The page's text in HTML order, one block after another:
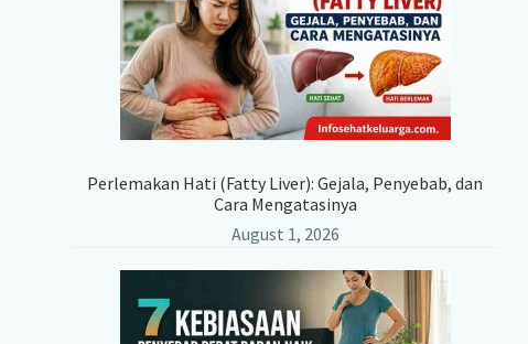
Perlemakan Hati (Fatty Liver): Gejala, Penyebab, dan
Cara Mengatasinya
August 1, 2026